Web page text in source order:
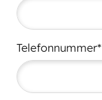
Telefonnummer*